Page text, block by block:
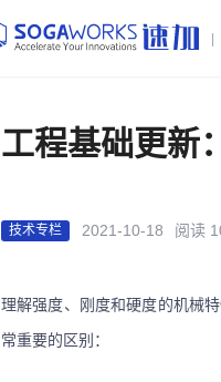
工程基础更新
技术专栏 2021-10-18 阅读
理解强度、刚度和硬度的机械
常重要的区别：